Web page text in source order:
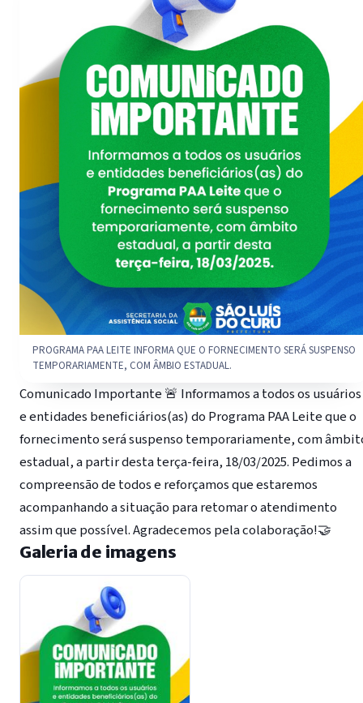
PROGRAMA PAA LEITE INFORMA QUE O FORNECIMENTO SERÁ SUSPENSO
TEMPORARIAMENTE, COM ÂMBIO ESTADUAL.
Comunicado Importante 🚨 Informamos a todos os usuários
e entidades beneficiários(as) do Programa PAA Leite que o
fornecimento será suspenso temporariamente, com
estadual, a partir desta terça-feira, 18/03/2025. Pedimos a
compreensão de todos e reforçamos que estaremos
acompanhando a situação para retomar o atendimento
assim que possível. Agradecemos pela colaboração!🤝
Galeria de imagens